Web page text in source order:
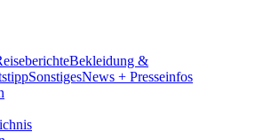
Bekleidung &
SonstigesNews + Presseinfos